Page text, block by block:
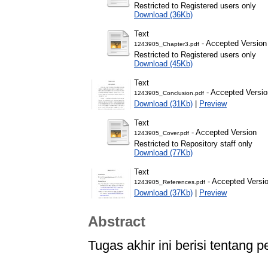
Restricted to Registered users only
Download (36Kb)
Text
1243905_Chapter3.pdf - Accepted Version
Restricted to Registered users only
Download (45Kb)
Text
1243905_Conclusion.pdf - Accepted
Download (31Kb) | Preview
Text
1243905_Cover.pdf - Accepted Version
Restricted to Repository staff only
Download (77Kb)
Text
1243905_References.pdf - Accepted
Download (37Kb) | Preview
Abstract
Tugas akhir ini berisi tentang